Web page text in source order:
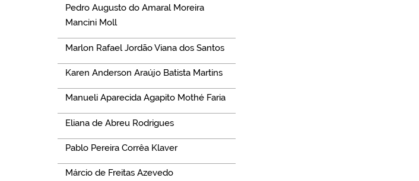
Pedro Augusto do Amaral Moreira
Mancini Moll
Marlon Rafael Jordão Viana dos Santos
Karen Anderson Araújo Batista Martins
Manueli Aparecida Agapito Mothé Faria
Eliana de Abreu Rodrigues
Pablo Pereira Corrêa Klaver
Márcio de Freitas Azevedo